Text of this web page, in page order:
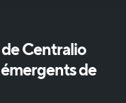
deCentralio
émergentsde